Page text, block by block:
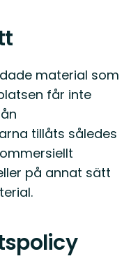
material som
får inte
tillåts således
på annat sätt